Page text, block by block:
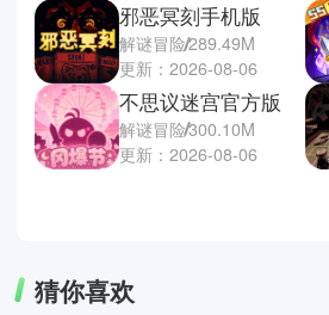
邪恶冥刻手机版
解谜冒险289.49M
更新：2026-08-06
不思议迷宫官方版
解谜冒险300.10M
更新：2026-08-06
猜你喜欢